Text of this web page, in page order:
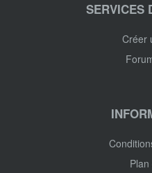
SERVICES
Créer